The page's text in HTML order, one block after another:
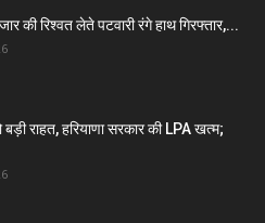
की रिश्वत लेते पटवारी रंगे हाथ गिरफ्तार,...
बड़ी राहत, हरियाणा सरकार की LPA खत्म;